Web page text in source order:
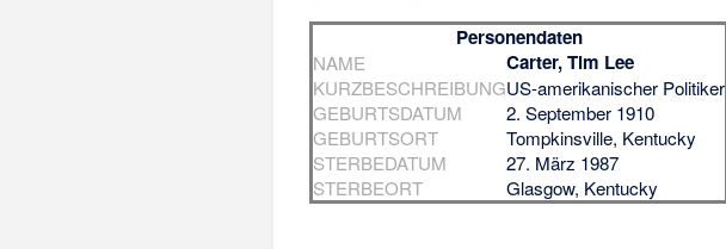
Personendaten
NAME Carter, Tim Lee
KURZBESCHREIBUNGUS-amerikanischer Politiker
GEBURTSDATUM
2. September 1910
GEBURTSORT
Tompkinsville, Kentucky
STERBEDATUM
27. März 1987
STERBEORT
Glasgow, Kentucky